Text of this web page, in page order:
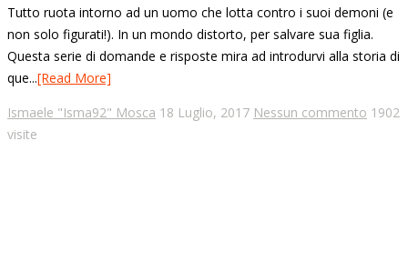
Tutto ruota intorno ad un uomo che lotta contro i suoi demoni (e
non solo figurati!). In un mondo distorto, per salvare sua figlia.
Questa serie di domande e risposte mira ad introdurvi alla storia di
que...[Read More]
Ismaele "Isma92" Mosca 18 Luglio, 2017 Nessun commento 1902
visite